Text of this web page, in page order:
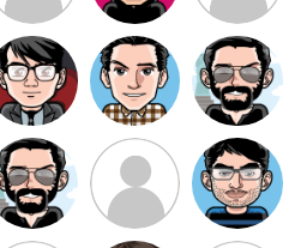
ممدرضا رضا کاظمی زهرا ~
مهدی فرهمند مهدی سلطانی داود رضیی